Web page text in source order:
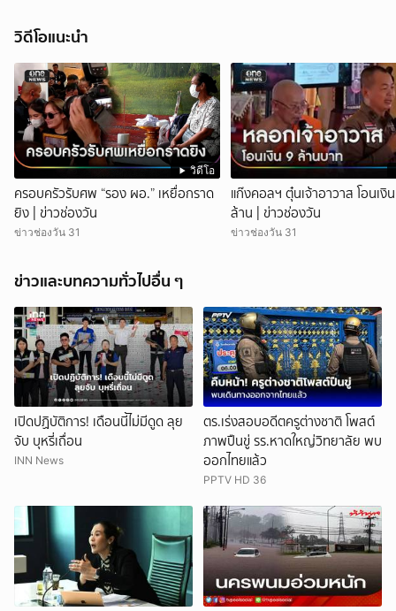
วิดีโอแนะนำ
วิดีโอ
ครอบครัวรับศพ “รอง ผอ.” เหยื่อกราด
ยิง | ข่าวช่องวัน
ข่าวช่องวัน 31
แก๊งคอลฯ ตุ๋นเจ้าอาวาส โอนเงิ
ล้าน | ข่าวช่องวัน
ข่าวช่องวัน 31
ข่าวและบทความทั่วไปอื่น ๆ
เปิดปฏิบัติการ! เดือนนี้ไม่มีดูด ลุย
จับ บุหรี่เถื่อน
INN News
ตร.เร่งสอบอดีตครูต่างชาติ โพสต์
ภาพปืนขู่ รร.หาดใหญ่วิทยาลัย พบ
ออกไทยแล้ว
PPTV HD 36